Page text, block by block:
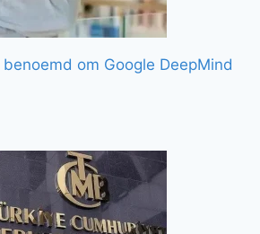
om Google DeepMind